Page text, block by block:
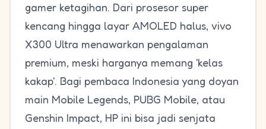
gamer ketagihan. Dari prosesor super
kencang hingga layar AMOLED halus, vivo
X300 Ultra menawarkan pengalaman
premium, meski harganya memang 'kelas
kakap'. Bagi pembaca Indonesia yang doyan
main Mobile Legends, PUBG Mobile, atau
Genshin Impact, HP ini bisa jadi senjata